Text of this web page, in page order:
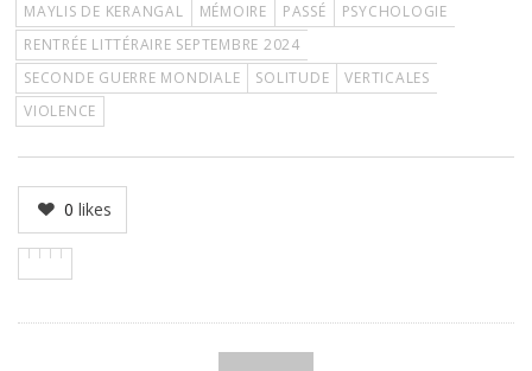
MAYLIS DE KERANGAL
MÉMOIRE PASSÉ
PSYCHOLOGIE
RENTRÉE LITTÉRAIRE SEPTEMBRE 2024
SECONDE GUERRE MONDIALE
SOLITUDE
VERTICALES
VIOLENCE
0 likes